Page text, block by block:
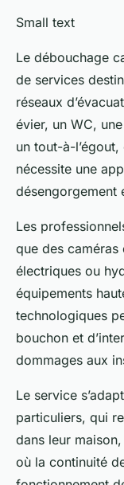
Small text
Le débouchage
de services
réseaux
évier, un WC,
un tout-à-
nécessite une
désengorgement
Les
que des caméras
électriques ou
équipements
technologiques
bouchon et
dommages aux
Le service
particuliers, qui
dans leur
où la continuité